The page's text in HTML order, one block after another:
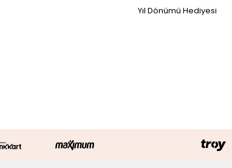
Yıl Dönümü Hediyesi